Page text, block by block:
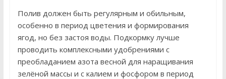
Полив должен быть регулярным и обильным,
особенно в период цветения и формирования
ягод, но без застоя воды. Подкормку лучше
проводить комплексными удобрениями с
преобладанием азота весной для наращивания
зелёной массы и с калием и фосфором в период